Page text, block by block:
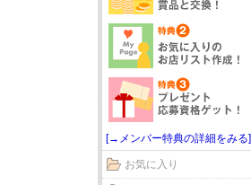
[→メンバー特典の詳細をみる]
お気に入り